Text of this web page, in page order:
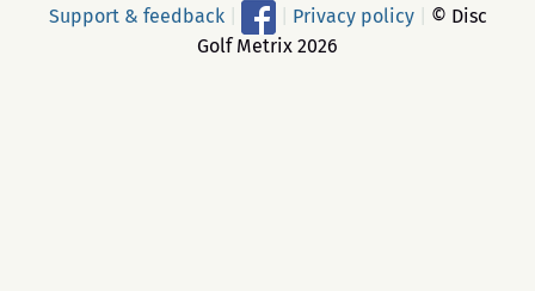
Support & feedback Privacy policy
© Disc
Golf Metrix 2026